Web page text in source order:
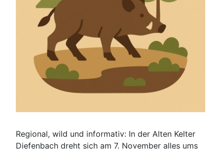
Regional, wild und informativ: In der Alten Kelter
Diefenbach dreht sich am 7. November alles ums